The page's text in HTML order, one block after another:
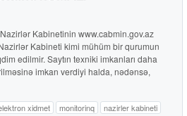
saytının
monitorinqinin
yekunu
/
Kabinetinin www.cabmin.gov.az
Kabineti kimi mühüm bir qurumun
edilmir. Saytın texniki imkanları daha
imkan verdiyi halda, nədənsə,
xidmet monitorinq nazirler kabineti